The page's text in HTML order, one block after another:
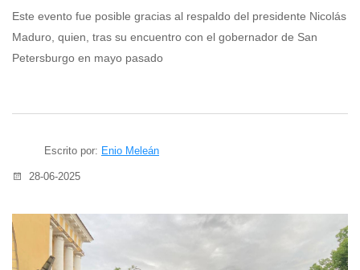
Este evento fue posible gracias al respaldo del presidente Nicolás
Maduro, quien, tras su encuentro con el gobernador de San
Petersburgo en mayo pasado
Escrito por: Enio Meleán
28-06-2025